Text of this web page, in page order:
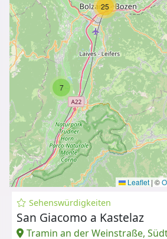
7
25
Leaflet | ©
Sehenswürdigkeiten
San Giacomo a Kastelaz
Tramin an der Weinstraße,